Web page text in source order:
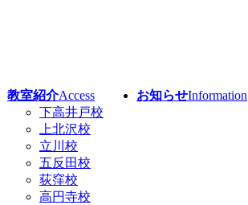
教室紹介Access
下高井戸校
上北沢校
立川校
五反田校
荻窪校
高円寺校
お知らせInformation